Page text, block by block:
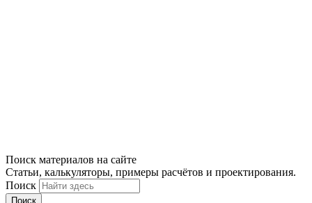
Поиск материалов на сайте
Статьи, калькуляторы, примеры расчётов и проектирования.
Поиск
Поиск